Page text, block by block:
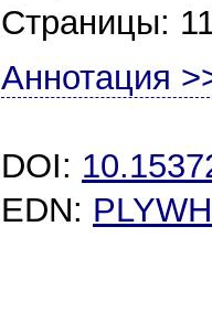
Страницы:
Аннотация
DOI:
EDN: